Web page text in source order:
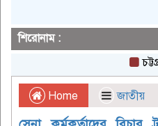
শিরোনাম :
Home জাতীয়